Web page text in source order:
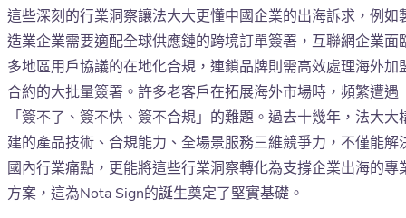
這些深刻的行業洞察讓法大大更懂中國企業的出海訴求，例如
造業企業需要適配全球供應鏈的跨境訂單簽署，互聯網企業面
多地區用戶協議的在地化合規，連鎖品牌則需高效處理海外加
合約的大批量簽署。許多老客戶在拓展海外市場時，頻繁遭遇
「簽不了、簽不快、簽不合規」的難題。過去十幾年，法大大
建的產品技術、合規能力、全場景服務三維競爭力，不僅能解
國內行業痛點，更能將這些行業洞察轉化為支撐企業出海的專
方案，這為Nota Sign的誕生奠定了堅實基礎。